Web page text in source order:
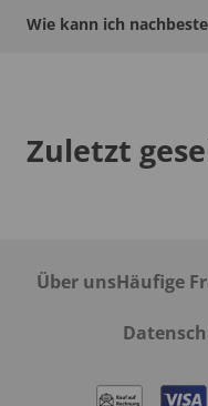
Wie kann ich
Zuletzt
Über unsHäufige